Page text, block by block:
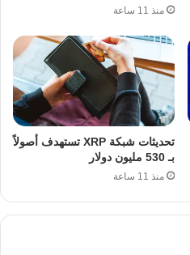
منذ 11 ساعة
تحديثات شبكة XRP تستهدف أصولاً
بـ 530 مليون دولار
منذ 11 ساعة